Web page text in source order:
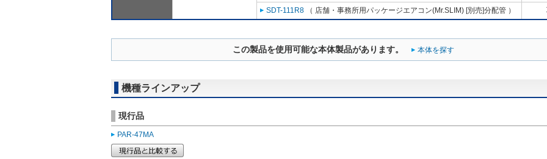
SDT-111R8 （ 店舗・事務所用パッケージエアコン(Mr.SLIM) [別売]分配管 ）
この製品を使用可能な本体製品があります。 本体を探す
機種ラインアップ
現行品
PAR-47MA